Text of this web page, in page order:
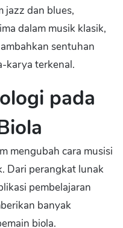
jazz dan blues,
dalam musik klasik,
sentuhan
karya terkenal.
pada
mengubah cara musisi
Dari perangkat lunak
pembelajaran
banyak
biola.